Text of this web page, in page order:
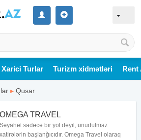
Xarici Turlar Turizm xidmətləri Rent
▸ Qusar
OMEGA TRAVEL
Səyahət sadəcə bir yol deyil, unudulmaz
xatirələrin başlanğıcıdır. Omega Travel olaraq